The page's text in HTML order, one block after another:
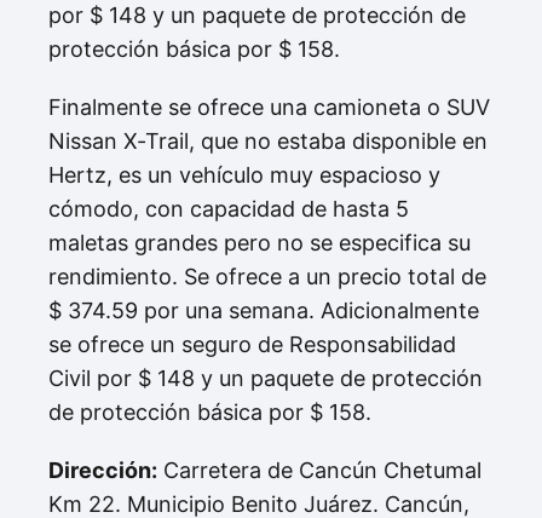
por $ 148 y un paquete de protección de
protección básica por $ 158.
Finalmente se ofrece una camioneta o SUV
Nissan X-Trail, que no estaba disponible en
Hertz, es un vehículo muy espacioso y
cómodo, con capacidad de hasta 5
maletas grandes pero no se especifica su
rendimiento. Se ofrece a un precio total de
$ 374.59 por una semana. Adicionalmente
se ofrece un seguro de Responsabilidad
Civil por $ 148 y un paquete de protección
de protección básica por $ 158.
Dirección: Carretera de Cancún Chetumal
Km 22. Municipio Benito Juárez. Cancún,